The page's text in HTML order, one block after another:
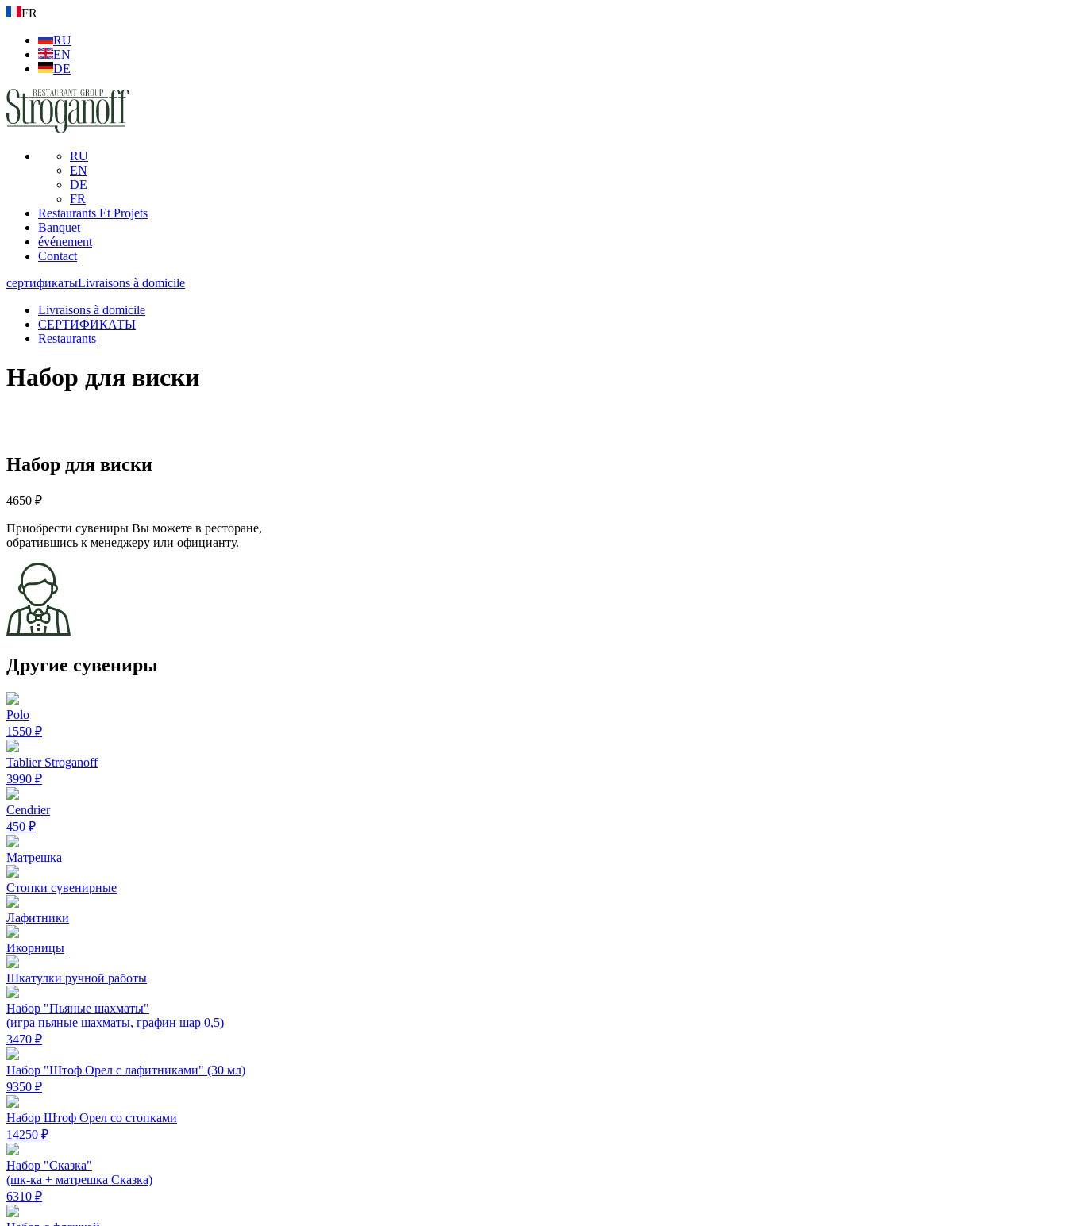
FR
RU
EN
DE
RU
EN
DE
FR
Restaurants Et Projets
Banquet
événement
Contact
сертификатыLivraisons à domicile
Livraisons à domicile
СЕРТИФИКАТЫ
Restaurants
Набор для виски
Набор для виски
4650 ₽
Приобрести сувениры Вы можете в ресторане,
обратившись к менеджеру или официанту.
Другие сувениры
Polo
1550 ₽
Tablier Stroganoff
3990 ₽
Cendrier
450 ₽
Матрешка
Стопки сувенирные
Лафитники
Икорницы
Шкатулки ручной работы
Набор "Пьяные шахматы"
(игра пьяные шахматы, графин шар 0,5)
3470 ₽
Набор "Штоф Орел с лафитниками" (30 мл)
9350 ₽
Набор Штоф Орел со стопками
14250 ₽
Набор "Сказка"
(шк-ка + матрешка Сказка)
6310 ₽